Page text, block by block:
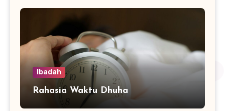
Ibadah
Rahasia Waktu Dhuha